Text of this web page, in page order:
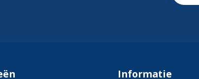
Informatie